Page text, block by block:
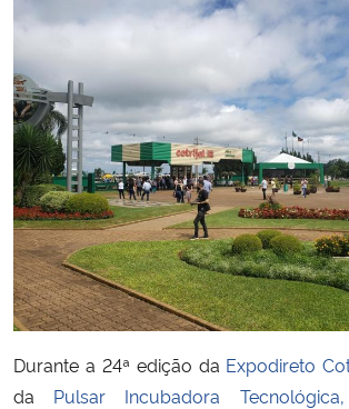
Ministério do Meio Ambiente
Ministério do Turismo
Ministério do Desenvolvimento Regional
Controladoria-Geral da União
Ministério da Mulher, da Família e dos Direitos
Secretaria-Geral
Secretaria de Governo
Durante a 24ª edição da Expodireto
da Pulsar Incubadora